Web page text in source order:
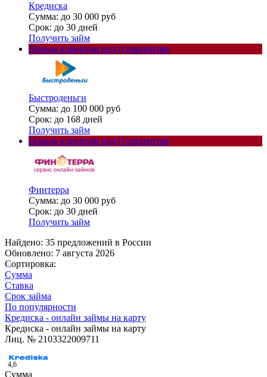
Кредиска
Сумма: до 30 000 руб
Срок: до 30 дней
Получить займ
Новым клиентам под 0 процентов
Быстроденьги
Сумма: до 100 000 руб
Срок: до 168 дней
Получить займ
Новым клиентам под 0 процентов
Финтерра
Сумма: до 30 000 руб
Срок: до 30 дней
Получить займ
Найдено: 35 предложений в России
Обновлено: 7 августа 2026
Сортировка:
Сумма
Ставка
Срок займа
По популярности
Кредиска - онлайн займы на карту
Кредиска - онлайн займы на карту
Лиц. № 2103322009711
4,6
Сумма